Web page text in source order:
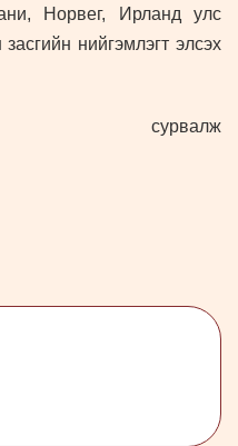
Норвег, Ирланд улс
нийгэмлэгт элсэх